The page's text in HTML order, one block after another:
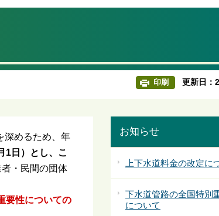
印刷 更新日：
深めるため、年
1日）とし、こ
・民間の団体
要性についての
お知らせ
上下水道料金の改定に
下水道管路の全国特別
について